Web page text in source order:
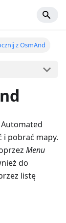
z OsmAnd
i pobrać mapy.
Menu
do
listę